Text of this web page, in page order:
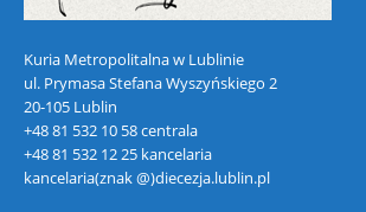
Kuria Metropolitalna w Lublinie
ul. Prymasa Stefana Wyszyńskiego 2
20-105 Lublin
+48 81 532 10 58 centrala
+48 81 532 12 25 kancelaria
kancelaria(znak @)diecezja.lublin.pl